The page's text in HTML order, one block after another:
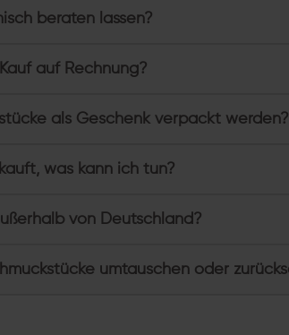
beraten lassen?
auf Rechnung?
als Geschenk verpackt werden?
was kann ich tun?
von Deutschland?
umtauschen oder